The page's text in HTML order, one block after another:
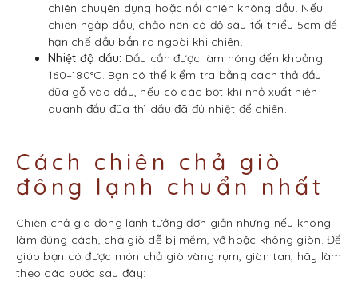
chiên chuyên dụng hoặc nồi chiên không dầu. Nếu
chiên ngập dầu, chảo nên có độ sâu tối thiểu 5cm để
hạn chế dầu bắn ra ngoài khi chiên.
Nhiệt độ dầu: Dầu cần được làm nóng đến khoảng
160–180°C. Bạn có thể kiểm tra bằng cách thả đầu
đũa gỗ vào dầu, nếu có các bọt khí nhỏ xuất hiện
quanh đầu đũa thì dầu đã đủ nhiệt để chiên.
Cách chiên chả giò
đông lạnh chuẩn nhất
Chiên chả giò đông lạnh tưởng đơn giản nhưng nếu không
làm đúng cách, chả giò dễ bị mềm, vỡ hoặc không giòn. Để
giúp bạn có được món chả giò vàng rụm, giòn tan, hãy làm
theo các bước sau đây: